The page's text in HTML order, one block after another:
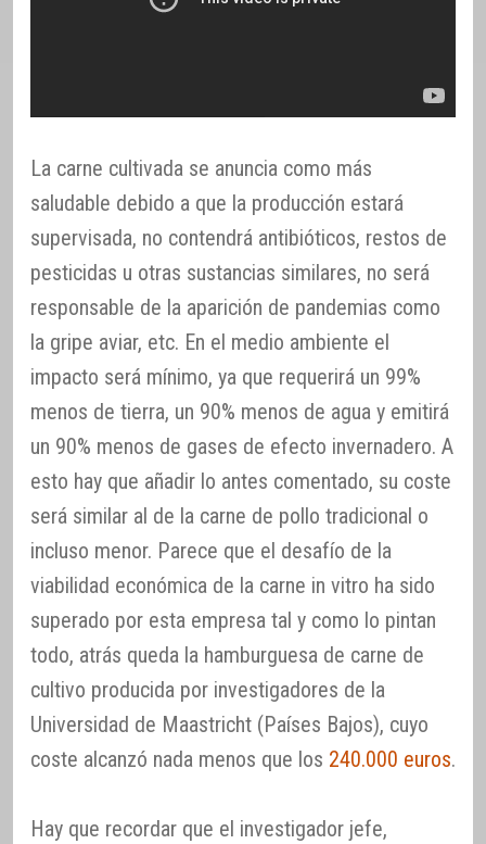
La carne cultivada se anuncia como más
saludable debido a que la producción estará
supervisada, no contendrá antibióticos, restos de
pesticidas u otras sustancias similares, no será
responsable de la aparición de pandemias como
la gripe aviar, etc. En el medio ambiente el
impacto será mínimo, ya que requerirá un 99%
menos de tierra, un 90% menos de agua y emitirá
un 90% menos de gases de efecto invernadero. A
esto hay que añadir lo antes comentado, su coste
será similar al de la carne de pollo tradicional o
incluso menor. Parece que el desafío de la
viabilidad económica de la carne in vitro ha sido
superado por esta empresa tal y como lo pintan
todo, atrás queda la hamburguesa de carne de
cultivo producida por investigadores de la
Universidad de Maastricht (Países Bajos), cuyo
coste alcanzó nada menos que los 240.000 euros.
Hay que recordar que el investigador jefe,